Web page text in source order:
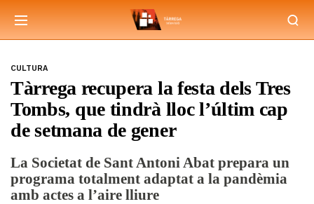
CULTURA
Tàrrega recupera la festa dels Tres
Tombs, que tindrà lloc l’últim cap
de setmana de gener
La Societat de Sant Antoni Abat prepara un
programa totalment adaptat a la pandèmia
amb actes a l’aire lliure